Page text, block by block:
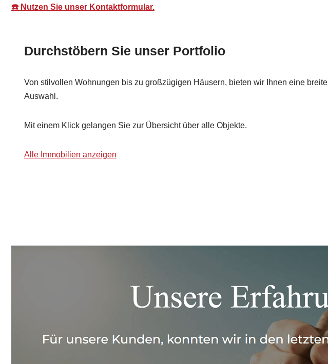
☎️ Nutzen Sie unser Kontaktformular.
Durchstöbern Sie unser Portfolio
Von stilvollen Wohnungen bis zu großzügigen Häusern, bieten wir Ihnen eine breite
Auswahl.
Mit einem Klick gelangen Sie zur Übersicht über alle Objekte.
Alle Immobilien anzeigen